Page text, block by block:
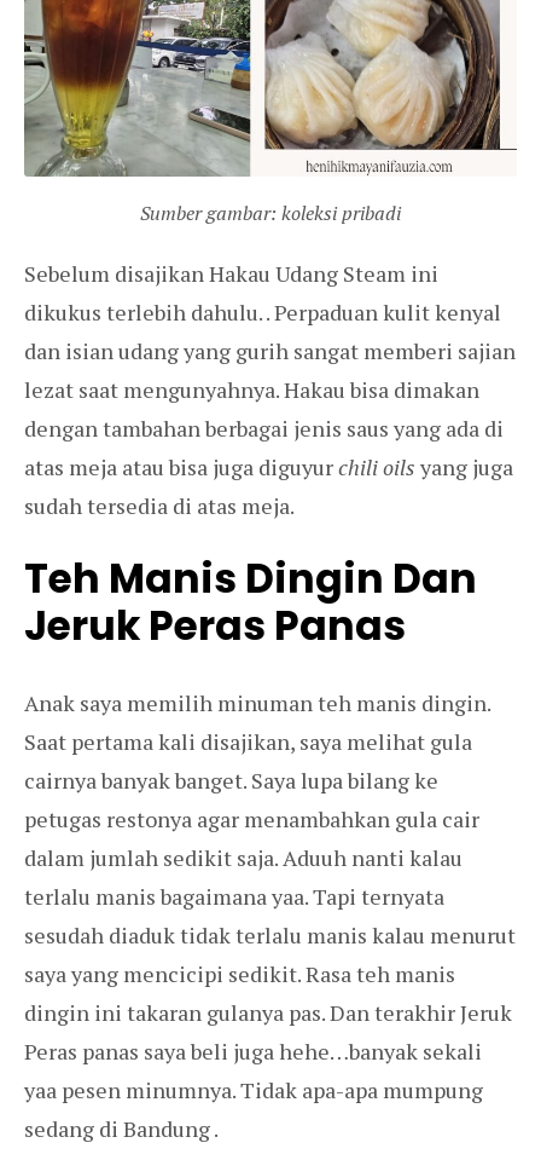
Sumber gambar: koleksi pribadi
Sebelum disajikan Hakau Udang Steam ini
dikukus terlebih dahulu. . Perpaduan kulit kenyal
dan isian udang yang gurih sangat memberi sajian
lezat saat mengunyahnya. Hakau bisa dimakan
dengan tambahan berbagai jenis saus yang ada di
atas meja atau bisa juga diguyurchili oils yang juga
sudah tersedia di atas meja.
Teh Manis Dingin Dan
Jeruk Peras Panas
Anak saya memilih minuman teh manis dingin.
Saat pertama kali disajikan, saya melihat gula
cairnya banyak banget. Saya lupa bilang ke
petugas restonya agar menambahkan gula cair
dalam jumlah sedikit saja. Aduuh nanti kalau
terlalu manis bagaimana yaa. Tapi ternyata
sesudah diaduk tidak terlalu manis kalau menurut
saya yang mencicipi sedikit. Rasa teh manis
dingin ini takaran gulanya pas.Dan terakhir Jeruk
Peras panas saya beli juga hehe…banyak sekali
yaa pesen minumnya. Tidak apa-apa mumpung
sedang di Bandung .